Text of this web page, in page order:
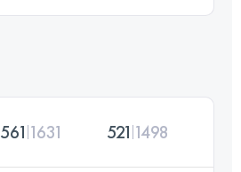
561 1631 521 1498